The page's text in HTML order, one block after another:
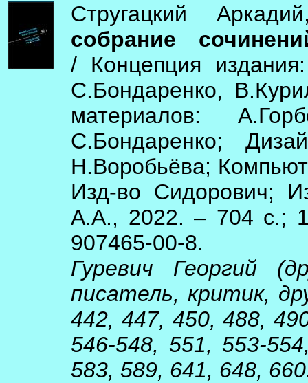
Стругацкий
собрание
/ Концепция
С.Бондаренко,
материалов:
С.Бондаренко;
Н.Воробьёва;
Изд-во Сидорович;
А.А., 2022. – 704 с.;
907465-00-8.
Гуревич Георгий
писатель, критик,
442, 447, 450, 488,
546-548, 551, 553-
583, 589, 641, 648,